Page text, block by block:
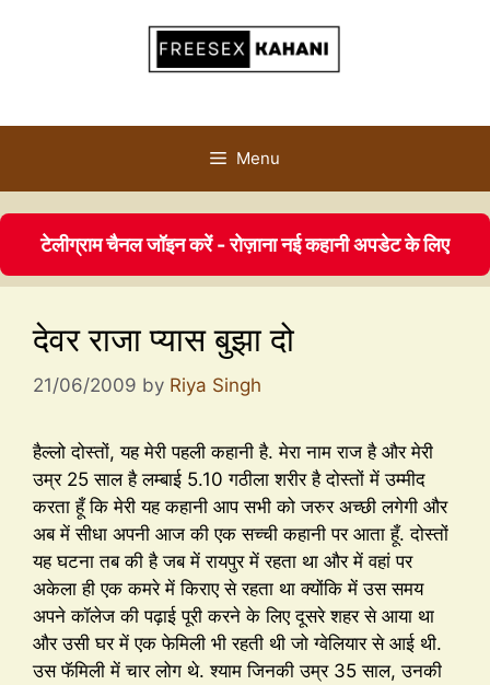
Menu
टेलीग्राम चैनल जॉइन करें - रोज़ाना नई कहानी अपडेट के लिए
देवर राजा प्यास बुझा दो
21/06/2009 by Riya Singh
हैल्लो दोस्तों, यह मेरी पहली कहानी है. मेरा नाम राज है और मेरी
उम्र 25 साल है लम्बाई 5.10 गठीला शरीर है दोस्तों में उम्मीद
करता हूँ कि मेरी यह कहानी आप सभी को जरुर अच्छी लगेगी और
अब में सीधा अपनी आज की एक सच्ची कहानी पर आता हूँ. दोस्तों
यह घटना तब की है जब में रायपुर में रहता था और में वहां पर
अकेला ही एक कमरे में किराए से रहता था क्योंकि में उस समय
अपने कॉलेज की पढ़ाई पूरी करने के लिए दूसरे शहर से आया था
और उसी घर में एक फेमिली भी रहती थी जो ग्वेलियार से आई थी.
उस फॅमिली में चार लोग थे. श्याम जिनकी उम्र 35 साल, उनकी